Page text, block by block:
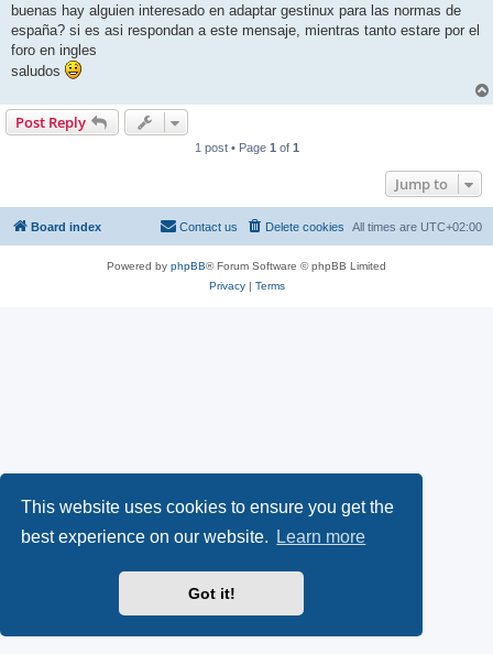
This website uses cookies to ensure you get the
best experience on our website.
Learn more
Got it!
s
buenas hay alguien interesado en adaptar gestinux para las normas de
españa? si es asi respondan a este mensaje, mientras tanto estare por el
foro en ingles
saludos
Post Reply
1 post • Page 1 of 1
Jump to
Board index All times are UTC+02:00
Delete cookies
Contact us
Powered by phpBB® Forum Software © phpBB Limited
Privacy| Terms